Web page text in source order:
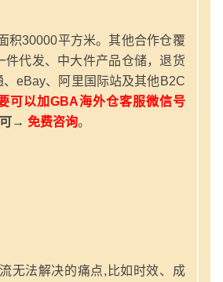
积30000平方米。其他合作仓覆
代发、中大件产品仓储，退货
eBay、阿里国际站及其他B2C
可以加GBA海外仓客服微信号
→ 免费咨询。
无法解决的痛点,比如时效、成